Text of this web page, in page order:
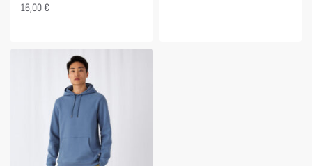
16,00 €